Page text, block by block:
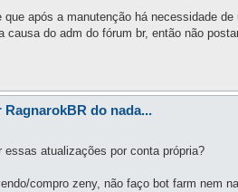
após a manutenção há necessidade
do adm do fórum br, então não
do nada...
atualizações por conta própria?
compro zeny, não faço bot farm nem